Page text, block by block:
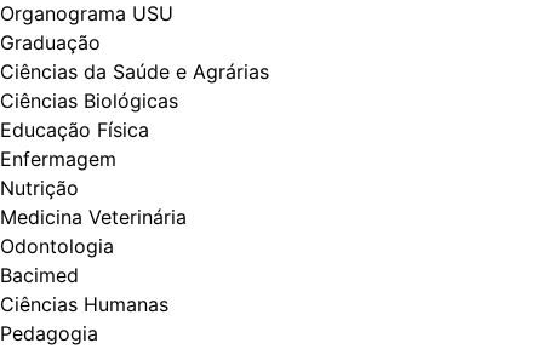
Organograma USU
Graduação
Ciências da Saúde e Agrárias
Ciências Biológicas
Educação Física
Enfermagem
Nutrição
Medicina Veterinária
Odontologia
Bacimed
Ciências Humanas
Pedagogia